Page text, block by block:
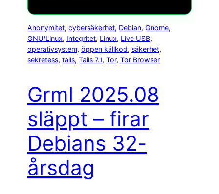
Anonymitet, cybersäkerhet, Debian, Gnome
GNU/Linux, Integritet, Linux, Live USB
operativsystem, öppen källkod, säkerhet
sekretess, tails, Tails 7.1, Tor, Tor Browser
Grml 2025.08
släppt – firar
Debians 32-
årsdag